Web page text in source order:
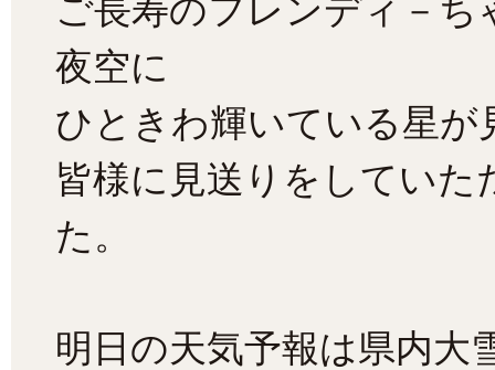
ご長寿のフレンディ－
夜空に
ひときわ輝いている星
皆様に見送りをしてい
た。
明日の天気予報は県内大